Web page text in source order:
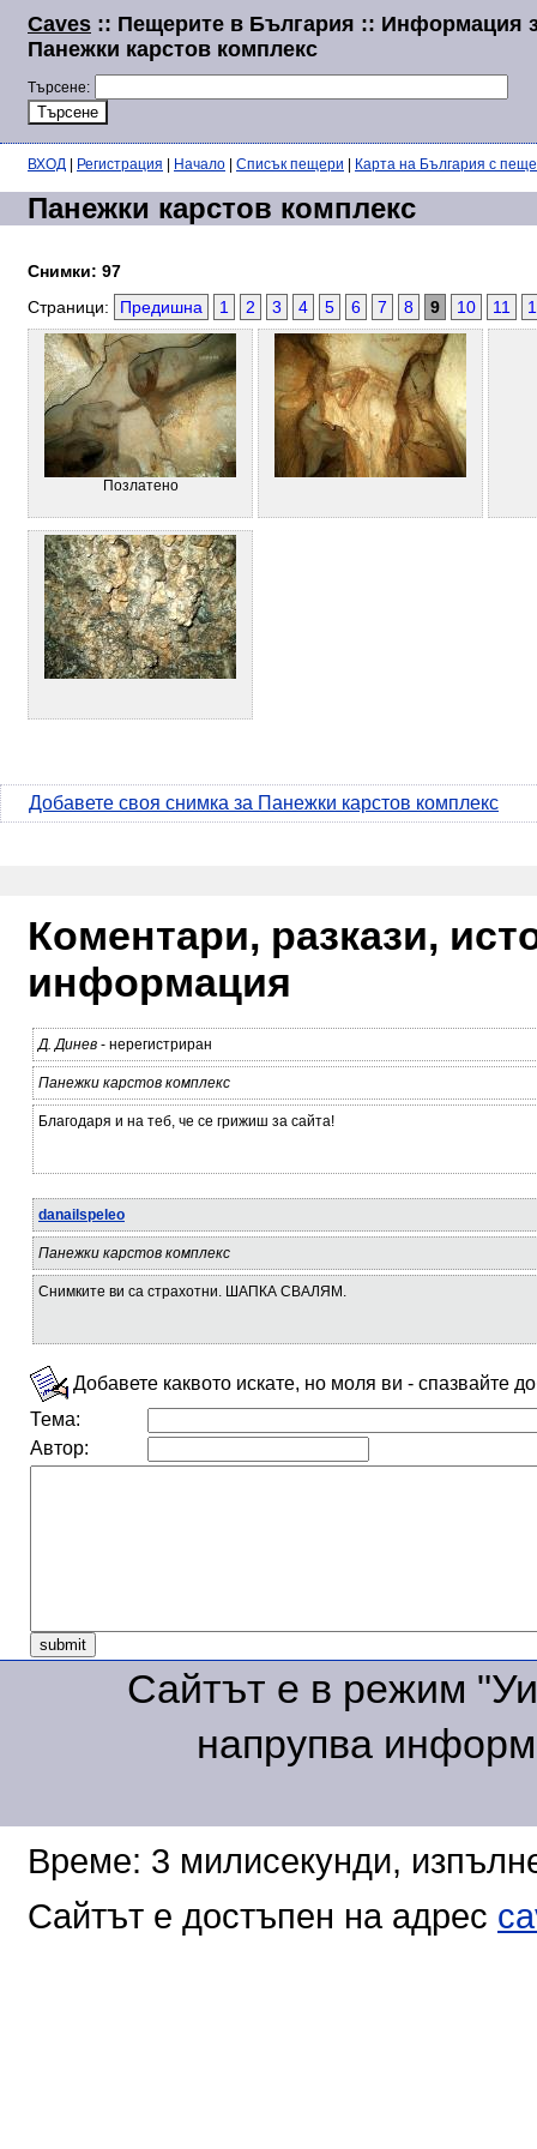
Caves :: Пещерите в България :: Информация
Панежки карстов комплекс
Търсене:
ВХОД Регистрация Начало Списък пещери Карта на България с
Панежки карстов комплекс
Снимки: 97
Страници:
Предишна 1 2 3 4 5 6 7 8 9 10 11
Позлатено
Добавете своя снимка за Панежки карстов комплекс
Коментари, разкази,
информация
Д. Динев - нерегистриран
Панежки карстов комплекс
Благодаря и на теб, че се грижиш за сайта!
danailspeleo
Панежки карстов комплекс
Снимките ви са страхотни. ШАПКА СВАЛЯМ.
Добавете каквото искате, но моля ви - спазвайте
Тема:
Автор:
Сайтът е в режим
напрупва
Време: 3 милисекунди,
Сайтът е достъпен на адрес